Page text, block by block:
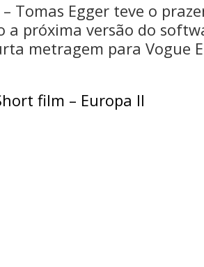
Tomas Egger teve o
a próxima versão do
metragem para Vogue
film – Europa II